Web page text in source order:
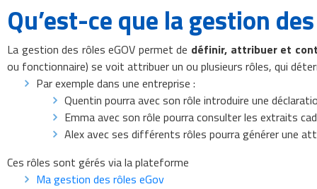
Qu’est-ce que la gestion
La gestion des rôles eGOV permet de définir, attribuer et
ou fonctionnaire) se voit attribuer un ou plusieurs rôles, qui
Par exemple dans une entreprise :
Quentin pourra avec son rôle introduire une
Emma avec son rôle pourra consulter les extraits
Alex avec ses différents rôles pourra générer une
Ces rôles sont gérés via la plateforme
Ma gestion des rôles eGov